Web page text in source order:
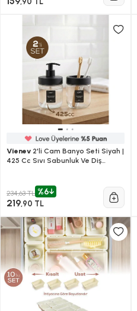
Vienev 2'li Cam Banyo Seti Siyah |
425 Cc Sıvı Sabunluk Ve Diş
234,63 TL %6
219,90 TL